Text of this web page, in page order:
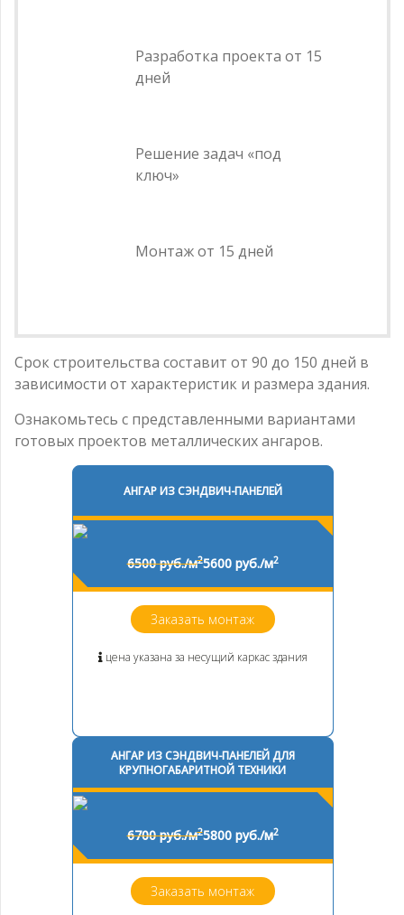
Разработка проекта от 15
дней
Решение задач «под
ключ»
Монтаж от 15 дней
Срок строительства составит от 90 до 150 дней в
зависимости от характеристик и размера здания.
Ознакомьтесь с представленными вариантами
готовых проектов металлических ангаров.
АНГАР ИЗ СЭНДВИЧ-ПАНЕЛЕЙ
6500 руб./м25600 руб./м2
Заказать монтаж
цена указана за несущий каркас здания
АНГАР ИЗ СЭНДВИЧ-ПАНЕЛЕЙ ДЛЯ
КРУПНОГАБАРИТНОЙ ТЕХНИКИ
6700 руб./м25800 руб./м2
Заказать монтаж